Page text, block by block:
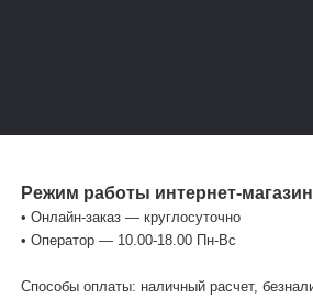
Режим работы интернет-
• Онлайн-заказ — круглосуточно
• Оператор — 10.00-18.00 Пн-Вс
Способы оплаты: наличный расчет,